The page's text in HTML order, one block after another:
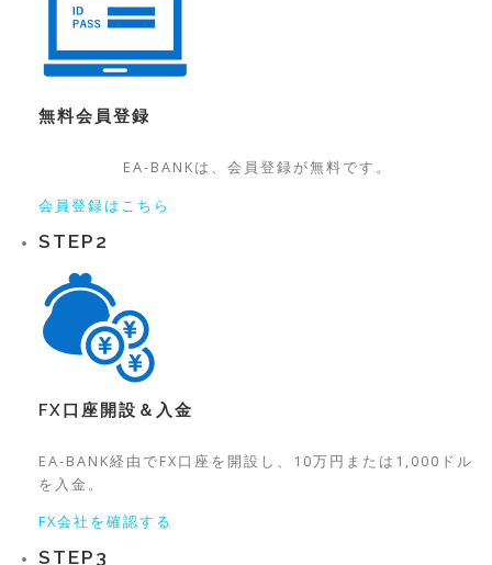
無料会員登録
EA-BANKは、 会員登録が無料です。
会員登録はこちら
STEP 2
FX口座開設＆入金
EA-BANK経由でFX口座を開設し、10万円または1,000ドル
を入金。
FX会社を確認する
STEP 3